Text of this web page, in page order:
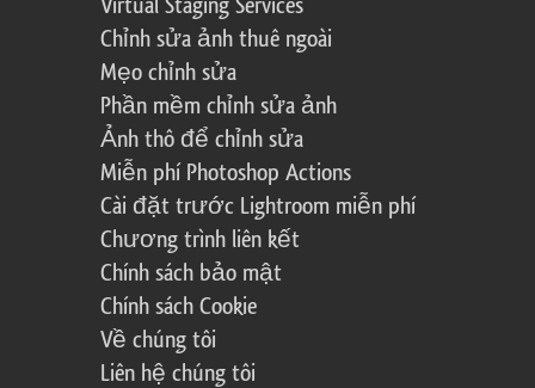
Virtual Staging Services
Chỉnh sửa ảnh thuê ngoài
Mẹo chỉnh sửa
Phần mềm chỉnh sửa ảnh
Ảnh thô để chỉnh sửa
Miễn phí Photoshop Actions
Cài đặt trước Lightroom miễn phí
Chương trình liên kết
Chính sách bảo mật
Chính sách Cookie
Về chúng tôi
Liên hệ chúng tôi